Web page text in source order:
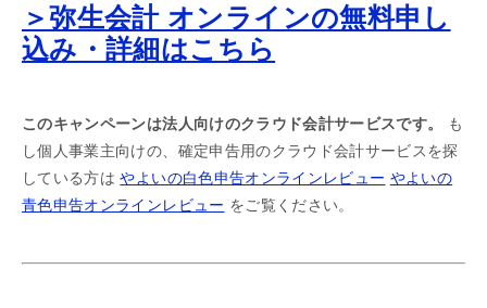
＞弥生会計 オンラインの無料申し
込み・詳細はこちら
このキャンペーンは法人向けのクラウド会計サービスです。
も
し個人事業主向けの、確定申告用のクラウド会計サービスを探
している方はやよいの白色申告オンラインレビュー やよいの
青色申告オンラインレビュー をご覧ください。